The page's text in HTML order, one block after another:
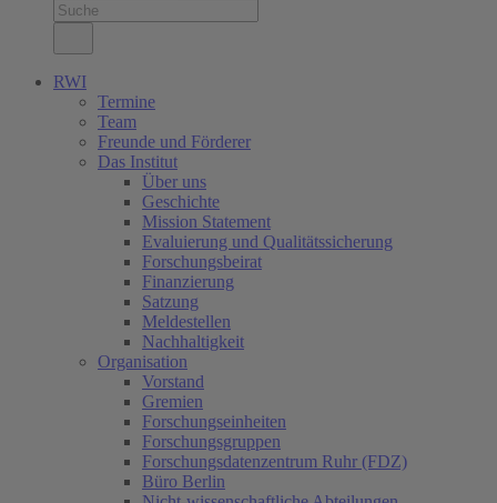
RWI
Termine
Team
Freunde und Förderer
Das Institut
Über uns
Geschichte
Mission Statement
Evaluierung und Qualitätssicherung
Forschungsbeirat
Finanzierung
Satzung
Meldestellen
Nachhaltigkeit
Organisation
Vorstand
Gremien
Forschungseinheiten
Forschungsgruppen
Forschungsdatenzentrum Ruhr (FDZ)
Büro Berlin